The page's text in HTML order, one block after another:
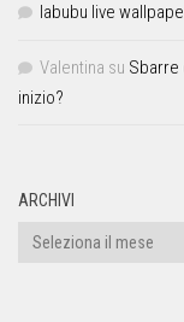
labubu live
Valentina su Sbarre
inizio?
ARCHIVI